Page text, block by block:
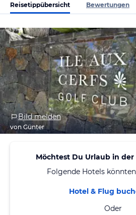
Reisetippübersicht Bewertungen
Bild melden
von Günter
Möchtest Du Urlaub in der
Folgende Hotels
Hotel & Flug
Oder